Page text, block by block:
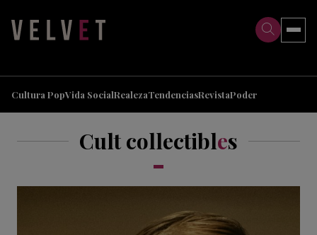
Cultura PopVida SocialRealezaTendenciasRevistaPoder
Cult collectibles